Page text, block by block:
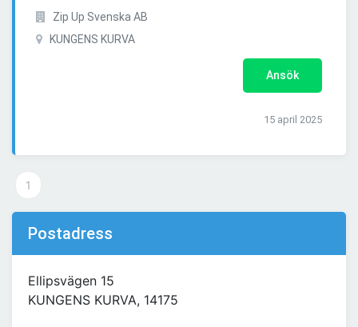
Zip Up Svenska AB
KUNGENS KURVA
Ansök
15 april 2025
1
Postadress
Ellipsvägen 15
KUNGENS KURVA, 14175